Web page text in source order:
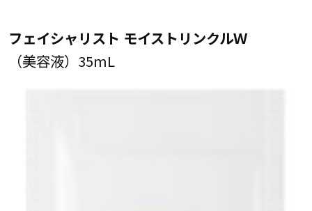
フェイシャリスト モイストリンクルＷ
（美容液）35mL